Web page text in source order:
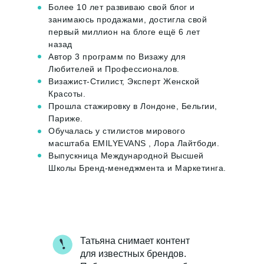
Более 10 лет развиваю свой блог и
занимаюсь продажами, достигла свой
первый миллион на блоге ещё 6 лет
назад
Автор 3 программ по Визажу для
Любителей и Профессионалов.
Визажист-Стилист, Эксперт Женской
Красоты.
Прошла стажировку в Лондоне, Бельгии,
Париже.
Обучалась у стилистов мирового
масштаба EMILYEVANS , Лора Лайтбоди.
Выпускница Международной Высшей
Школы Бренд-менеджмента и Маркетинга.
Татьяна снимает контент
для известных брендов.